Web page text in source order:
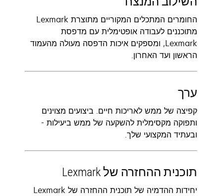
החומרים המתכלים המקוריים מתוצרת Lexmark
מתוכננים לעבודה אופטימלית עם מדפסת
Lexmark, ומספקים איכות הדפסה מעולה מהעמוד
הראשון ועד האחרון.
ערך
קפיצה של ממש לאריכות חיים. ביצועים מצוינים
ותפוקה מקסימלית להשקעה של ממש ביעילות -
ובעתיד המקצועי שלך.
תוכנית ההחזרה של Lexmark
יחידות ההדמיה של תוכנית ההחזרה של Lexmark